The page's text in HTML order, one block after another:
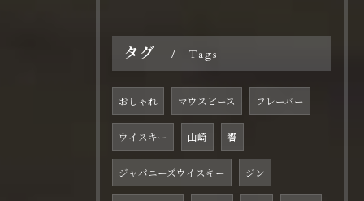
タグ Tags
おしゃれ マウスピース フレーバー
ウイスキー 山崎 響
ジャパニーズウイスキー ジン